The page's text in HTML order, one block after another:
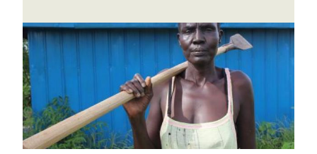
Paginación Página 1
Siguiente
página
››